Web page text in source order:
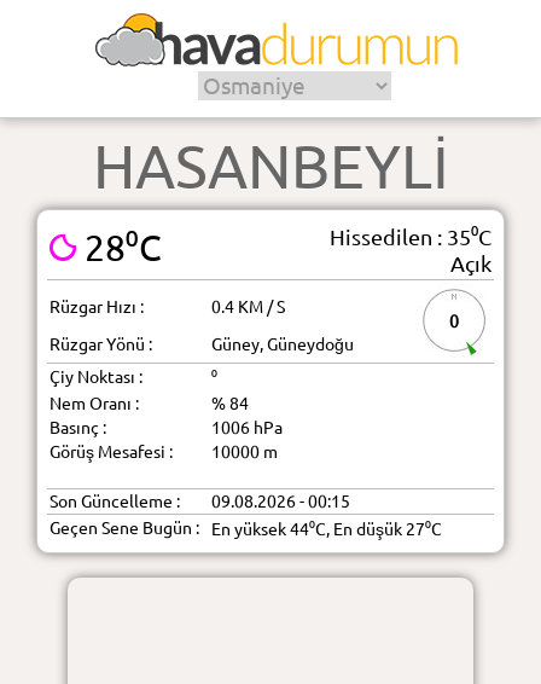
HASANBEYLİ
28⁰C
Hissedilen : 35⁰C
Açık
Rüzgar Hızı : 0.4 KM / S
0
Rüzgar Yönü :
Güney, Güneydoğu
Çiy Noktası :
⁰
Nem Oranı :
% 84
Basınç :
1006 hPa
Görüş Mesafesi :
10000 m
Son Güncelleme :
09.08.2026 - 00:15
Geçen Sene Bugün :
En yüksek 44⁰C, En düşük 27⁰C